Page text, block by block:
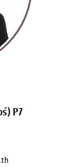
) P7